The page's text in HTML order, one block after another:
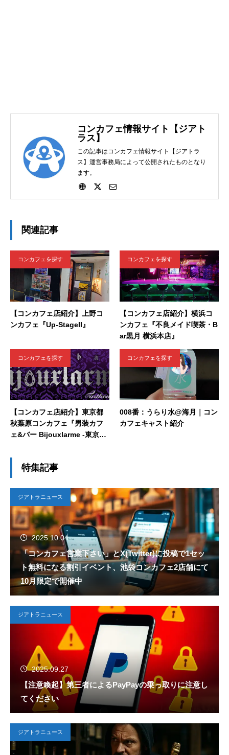
コンカフェ情報サイト【ジアト
ラス】
この記事はコンカフェ情報サイト【ジアトラ
ス】運営事務局によって公開されたものとなり
ます。
関連記事
コンカフェを探す
【コンカフェ店紹介】上野コ
ンカフェ『Up-StageII』
コンカフェを探す
【コンカフェ店紹介】横浜コ
ンカフェ『不良メイド喫茶・B
ar黒月 横浜本店』
コンカフェを探す
【コンカフェ店紹介】東京都
秋葉原コンカフェ『男装カフ
ェ&バー Bijouxlarme -東京
コンカフェを探す
008番：うらり水@海月｜コン
カフェキャスト紹介
特集記事
ジアトラニュース
2025.10.04
「コンカフェ営業下さい」とX(Twitter)に投稿で1セッ
ト無料になる割引イベント、池袋コンカフェ2店舗にて
10月限定で開催中
ジアトラニュース
2025.09.27
【注意喚起】第三者によるPayPayの乗っ取りに注意し
てください
ジアトラニュース